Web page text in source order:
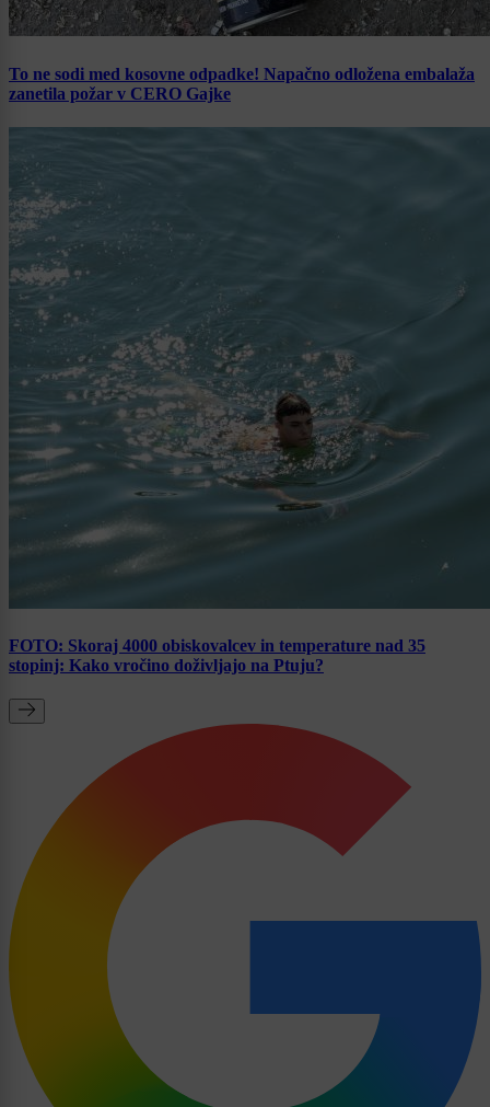
To ne sodi med kosovne odpadke! Napačno odložena embalaža
zanetila požar v CERO Gajke
FOTO: Skoraj 4000 obiskovalcev in temperature nad 35
stopinj: Kako vročino doživljajo na Ptuju?